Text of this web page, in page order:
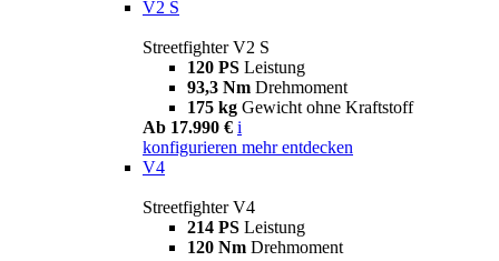
V2 S
Streetfighter V2 S
120 PS Leistung
93,3 Nm Drehmoment
175 kg Gewicht ohne Kraftstoff
Ab 17.990 € i
konfigurieren mehr entdecken
V4
Streetfighter V4
214 PS Leistung
120 Nm Drehmoment